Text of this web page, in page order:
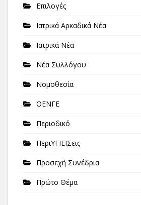
Επιλογές
Ιατρικά Αρκαδικά Νέα
Ιατρικά Νέα
Νέα Συλλόγου
Νομοθεσία
ΟΕΝΓΕ
Περιοδικό
ΠεριΥΓΙΕΙΣεις
Προσεχή Συνέδρια
Πρώτο Θέμα